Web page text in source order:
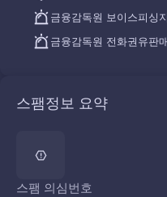
금융감독원 보이스피싱
금융감독원 전화권유판
스팸정보 요약
스팸 의심번호